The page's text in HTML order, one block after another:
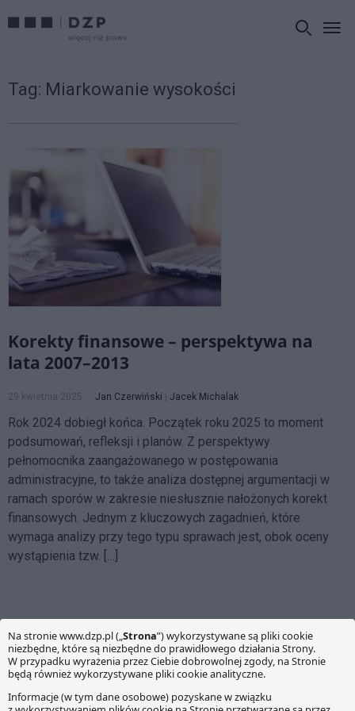
Tag: Miarkowanie wysokości
Korekty finansowe – perspektywa na
lata 2007–2013
29 kwietnia 2025 Jan Czerwiński | Jacek Michalak
Rok 2024 dobiegł końca. Początek roku 2025 to moment
podsumowań, refleksji i planów. Z perspektywy
pełnomocnika zaangażowanego w postępowania
administracyjne, to także analiza dostępnej argumentacji w
ramach sporów w zakresie niesłusznie nałożonych korekt
finansowych. Jednym z kluczowych zagadnień, które
wymaga analizy przy tego typu sprawach jest, obok oceny
wystąpienia tzw. […]
O NAS
Witamy na multiblogu prowadzonym przez ekspertów z